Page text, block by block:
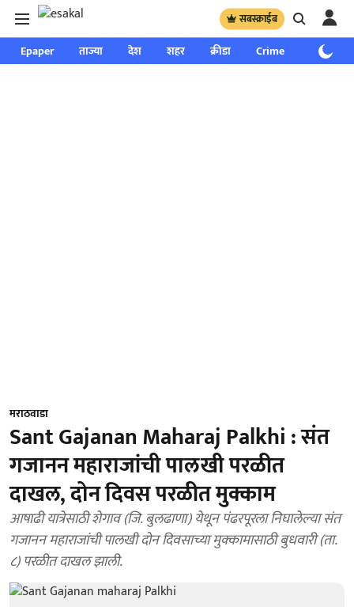
सबस्क्राईब
Epaper ताज्या देश शहर क्रीडा Crime साप्ताहिक
मराठवाडा
Sant Gajanan Maharaj Palkhi : संत
गजानन महाराजांची पालखी परळीत
दाखल, दोन दिवस परळीत मुक्काम
आषाढी यात्रेसाठी शेगाव (जि. बुलढाणा) येथून पंढरपूरला निघालेल्या संत
गजानन महाराजांची पालखी दोन दिवसाच्या मुक्कामासाठी बुधवारी (ता.
८) परळीत दाखल झाली.